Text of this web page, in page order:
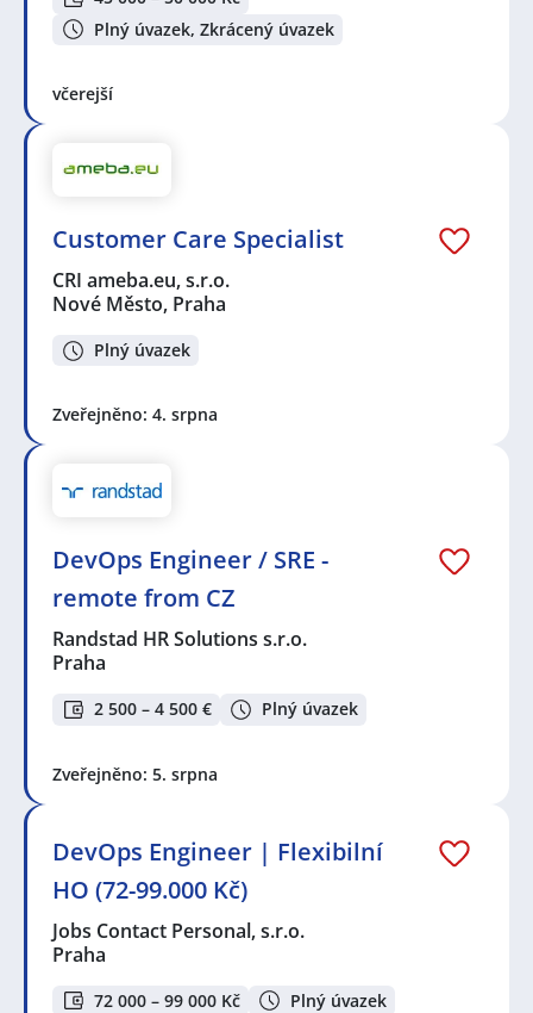
Plný úvazek, Zkrácený úvazek
včerejší
Customer Care Specialist
CRI ameba.eu, s.r.o.
Nové Město, Praha
Plný úvazek
Zveřejněno: 4. srpna
DevOps Engineer / SRE -
remote from CZ
Randstad HR Solutions s.r.o.
Praha
2 500 – 4 500 € Plný úvazek
Zveřejněno: 5. srpna
DevOps Engineer | Flexibilní
HO (72-99.000 Kč)
Jobs Contact Personal, s.r.o.
Praha
72 000 – 99 000 Kč Plný úvazek